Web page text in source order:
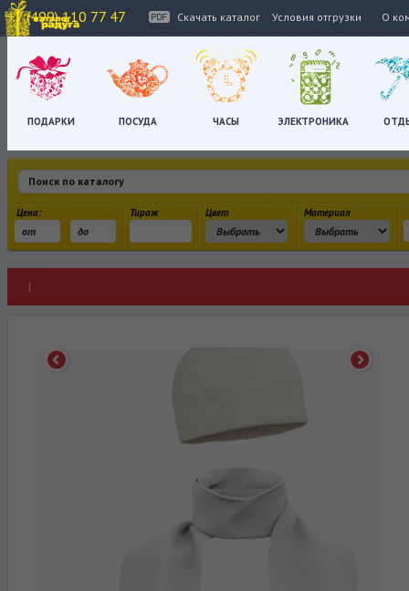
+7 (499) 110 77 47 Скачать каталог Условия отгрузки О
ПОДАРКИ ПОСУДА ЧАСЫ ЭЛЕКТРОНИКА
Цена: Тираж Цвет Материал
|